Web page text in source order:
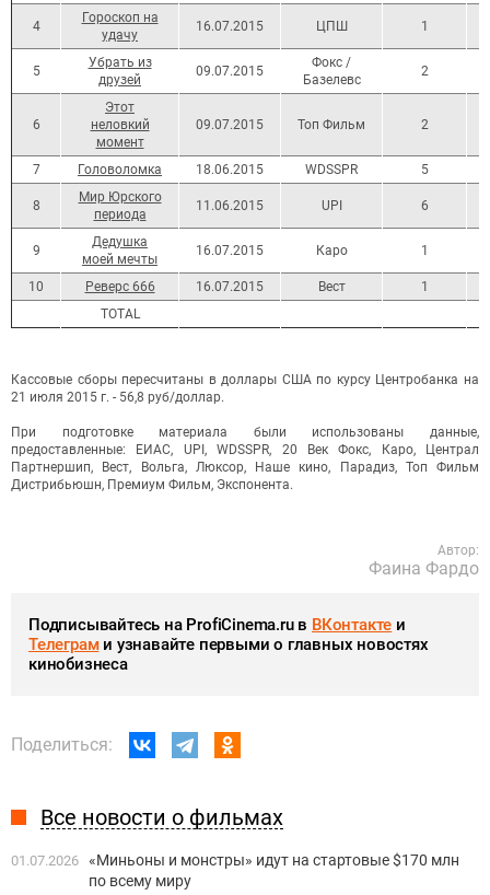
4
Гороскоп на
удачу
16.07.2015 ЦПШ 1
5
Убрать из
друзей
09.07.2015
Фокс /
Базелевс
2
6
Этот
неловкий
момент
09.07.2015 Топ Фильм 2
7 Головоломка 18.06.2015 WDSSPR 5
8
Мир Юрского
периода
11.06.2015 UPI 6
9
Дедушка
моей мечты
16.07.2015 Каро 1
10 Реверс 666 16.07.2015 Вест
1
ТОТАL
Кассовые сборы пересчитаны в доллары США по курсу Центробанка на
21 июля 2015 г. - 56,8 руб/доллар.
При подготовке материала были использованы данные,
предоставленные: ЕИАС, UPI, WDSSPR, 20 Век Фокс, Каро, Централ
Партнершип, Вест, Вольга, Люксор, Наше кино, Парадиз, Топ Фильм
Дистрибьюшн, Премиум Фильм, Экспонента.
Автор:
Фаина Фардо
Подписывайтесь на ProfiCinema.ru в ВКонтакте и
Телеграми узнавайте первыми о главных новостях
кинобизнеса
Поделиться:
Все новости о фильмах
01.07.2026 «Миньоны и монстры» идут на стартовые $170 млн
по всему миру